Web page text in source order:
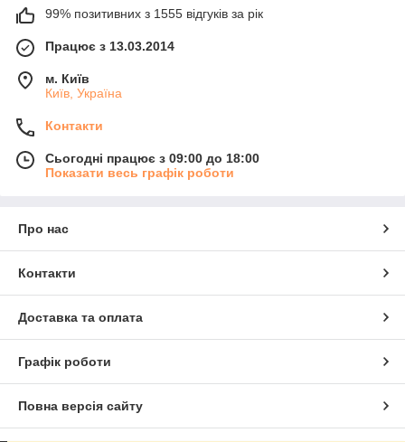
99% позитивних з 1555 відгуків за рік
Працює з 13.03.2014
м. Київ
Київ, Україна
Контакти
Сьогодні працює з 09:00 до 18:00
Показати весь графік роботи
Про нас
Контакти
Доставка та оплата
Графік роботи
Повна версія сайту